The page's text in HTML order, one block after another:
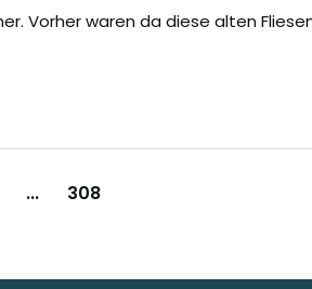
Vorher waren da diese alten
... 308